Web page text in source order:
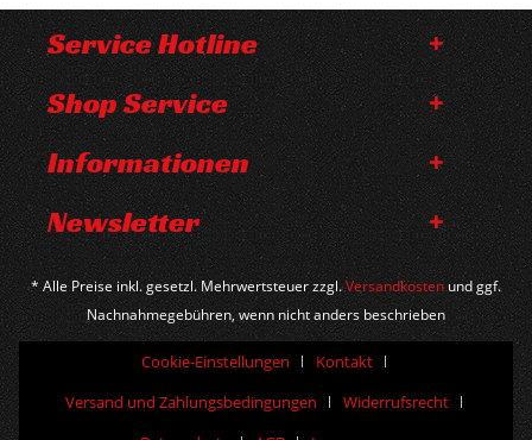
Service Hotline
Shop Service
Informationen
Newsletter
* Alle Preise inkl. gesetzl. Mehrwertsteuer zzgl.Versandkosten und ggf.
Nachnahmegebühren, wenn nicht anders beschrieben
Cookie-Einstellungen
Kontakt
Versand und Zahlungsbedingungen
Widerrufsrecht